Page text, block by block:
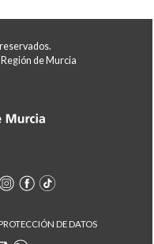
de Murcia
PROTECCIÓN DE DATOS